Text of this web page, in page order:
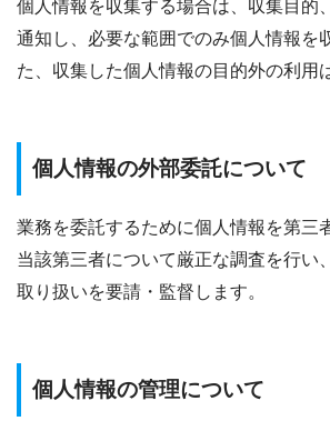
個人情報を収集する場合は、収集目的
通知し、必要な範囲でのみ個人情報を
た、収集した個人情報の目的外の利用
個人情報の外部委託について
業務を委託するために個人情報を第三
当該第三者について厳正な調査を行い
取り扱いを要請・監督します。
個人情報の管理について